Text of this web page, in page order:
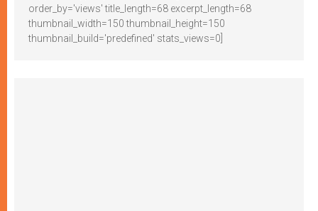
order_by='views' title_length=68 excerpt_length=68
thumbnail_width=150 thumbnail_height=150
thumbnail_build='predefined' stats_views=0]